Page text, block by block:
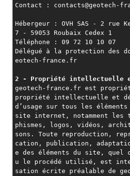
Contact : contacts@geotech-
Hébergeur : OVH SAS - 2 rue
7 - 59053 Roubaix Cedex 1
Téléphone : 09 72 10 10 07
Délégué à la protection des
eotech-france.fr
2 - Propriété intellectuelle
geotech-france.fr est
propriété intellectuelle et
d’usage sur tous les
site internet, notamment les
phismes, logos, vidéos,
sons. Toute reproduction,
cation, publication,
e des éléments du site, quel
u le procédé utilisé, est
sation écrite préalable de